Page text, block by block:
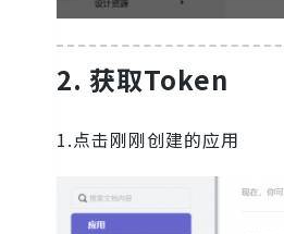
2. 获取Token
1.点击刚刚创建的应用